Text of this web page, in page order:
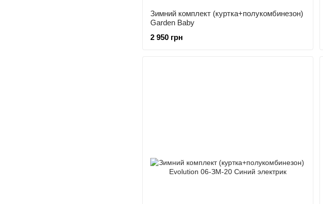
Зимний комплект (куртка+полукомбинезон)
Garden Baby
2 950 грн